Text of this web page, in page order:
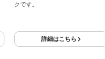
クです。
詳細はこちら